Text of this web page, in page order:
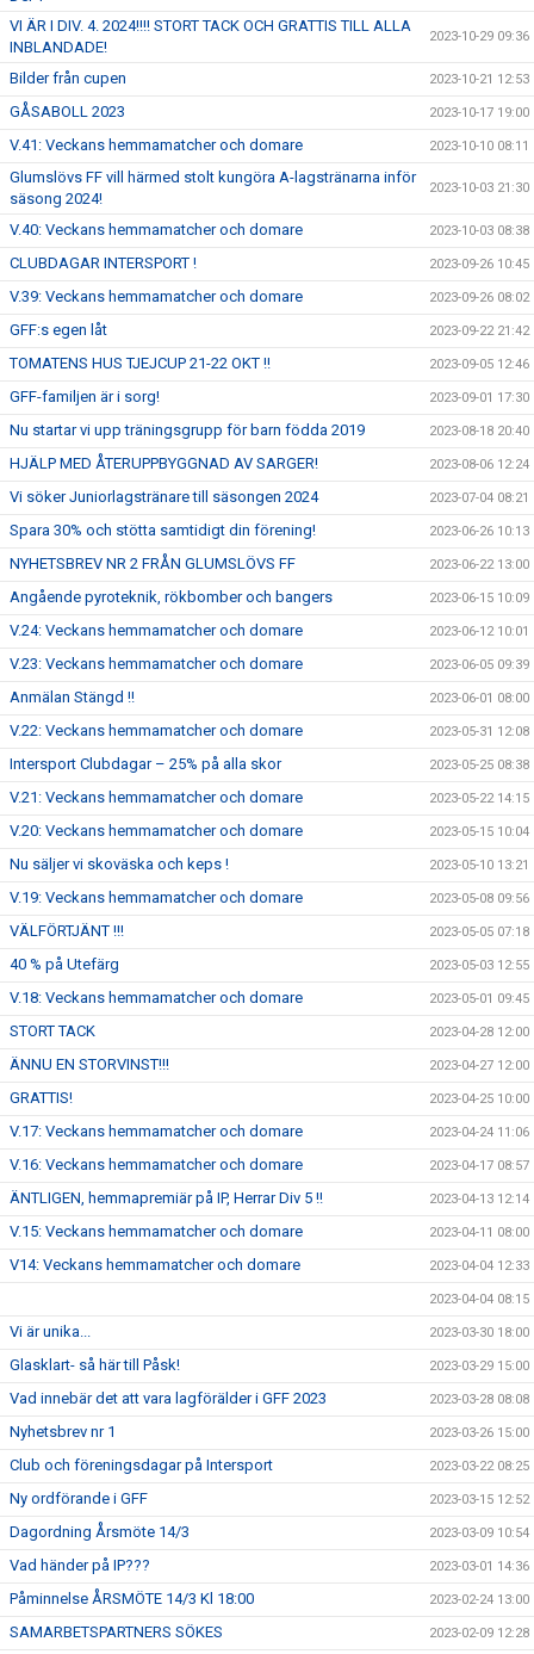
VI ÄR I DIV. 4. 2024!!!! STORT TACK OCH GRATTIS TILL ALLA
INBLANDADE!
2023-10-29 09:36
Bilder från cupen 2023-10-21 12:53
GÅSABOLL 2023 2023-10-17 19:00
V.41: Veckans hemmamatcher och domare 2023-10-10 08:11
Glumslövs FF vill härmed stolt kungöra A-lagstränarna inför
säsong 2024!
2023-10-03 21:30
V.40: Veckans hemmamatcher och domare 2023-10-03 08:38
CLUBDAGAR INTERSPORT ! 2023-09-26 10:45
V.39: Veckans hemmamatcher och domare 2023-09-26 08:02
GFF:s egen låt 2023-09-22 21:42
TOMATENS HUS TJEJCUP 21-22 OKT !! 2023-09-05 12:46
GFF-familjen är i sorg! 2023-09-01 17:30
Nu startar vi upp träningsgrupp för barn födda 2019 2023-08-18 20:40
HJÄLP MED ÅTERUPPBYGGNAD AV SARGER! 2023-08-06 12:24
Vi söker Juniorlagstränare till säsongen 2024 2023-07-04 08:21
Spara 30% och stötta samtidigt din förening! 2023-06-26 10:13
NYHETSBREV NR 2 FRÅN GLUMSLÖVS FF 2023-06-22 13:00
Angående pyroteknik, rökbomber och bangers 2023-06-15 10:09
V.24: Veckans hemmamatcher och domare 2023-06-12 10:01
V.23: Veckans hemmamatcher och domare 2023-06-05 09:39
Anmälan Stängd !! 2023-06-01 08:00
V.22: Veckans hemmamatcher och domare 2023-05-31 12:08
Intersport Clubdagar – 25% på alla skor 2023-05-25 08:38
V.21: Veckans hemmamatcher och domare 2023-05-22 14:15
V.20: Veckans hemmamatcher och domare 2023-05-15 10:04
Nu säljer vi skoväska och keps ! 2023-05-10 13:21
V.19: Veckans hemmamatcher och domare 2023-05-08 09:56
VÄLFÖRTJÄNT !!! 2023-05-05 07:18
40 % på Utefärg 2023-05-03 12:55
V.18: Veckans hemmamatcher och domare 2023-05-01 09:45
STORT TACK 2023-04-28 12:00
ÄNNU EN STORVINST!!! 2023-04-27 12:00
GRATTIS! 2023-04-25 10:00
V.17: Veckans hemmamatcher och domare 2023-04-24 11:06
V.16: Veckans hemmamatcher och domare 2023-04-17 08:57
ÄNTLIGEN, hemmapremiär på IP, Herrar Div 5 !! 2023-04-13 12:14
V.15: Veckans hemmamatcher och domare 2023-04-11 08:00
V14: Veckans hemmamatcher och domare 2023-04-04 12:33
2023-04-04 08:15
Vi är unika... 2023-03-30 18:00
Glasklart- så här till Påsk! 2023-03-29 15:00
Vad innebär det att vara lagförälder i GFF 2023 2023-03-28 08:08
Nyhetsbrev nr 1 2023-03-26 15:00
Club och föreningsdagar på Intersport 2023-03-22 08:25
Ny ordförande i GFF 2023-03-15 12:52
Dagordning Årsmöte 14/3 2023-03-09 10:54
Vad händer på IP??? 2023-03-01 14:36
Påminnelse ÅRSMÖTE 14/3 Kl 18:00 2023-02-24 13:00
SAMARBETSPARTNERS SÖKES 2023-02-09 12:28